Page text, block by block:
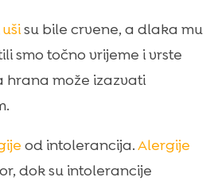
ušisu bile crvene, a dlaka mu
smo točno vrijeme i vrste
hrana može izazvati
od intolerancija.Alergije
dok su intolerancije